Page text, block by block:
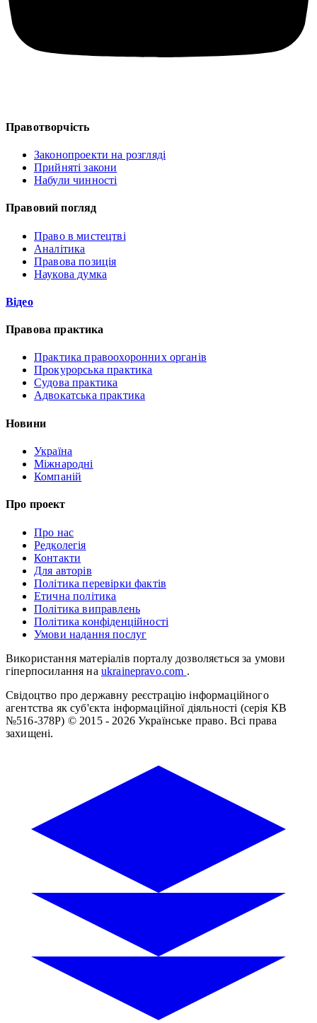
Правотворчість
Законопроекти на розгляді
Прийняті закони
Набули чинності
Правовий погляд
Право в мистецтві
Аналітика
Правова позиція
Наукова думка
Відео
Правова практика
Практика правоохоронних органів
Прокурорська практика
Судова практика
Адвокатська практика
Новини
Україна
Міжнародні
Компаній
Про проект
Про нас
Редколегія
Контакти
Для авторів
Політика перевірки фактів
Етична політика
Політика виправлень
Політика конфіденційності
Умови надання послуг
Використання матеріалів порталу дозволяється за умови
гіперпосилання на ukrainepravo.com .
Свідоцтво про державну реєстрацію інформаційного
агентства як суб'єкта інформаційної діяльності (серія КВ
№516-378Р) © 2015 - 2026 Українське право. Всі права
захищені.